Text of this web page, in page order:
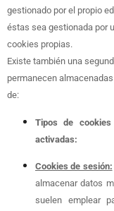
gestionado por el propio
éstas sea gestionada por
cookies propias.
Existe también una
permanecen
de:
Tipos de
activadas:
Cookies de sesión:
almacenar datos
suelen emplear